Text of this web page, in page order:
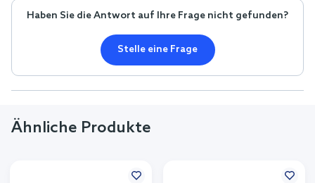
Haben Sie die Antwort auf Ihre Frage nicht gefunden?
Stelle eine Frage
Ähnliche Produkte